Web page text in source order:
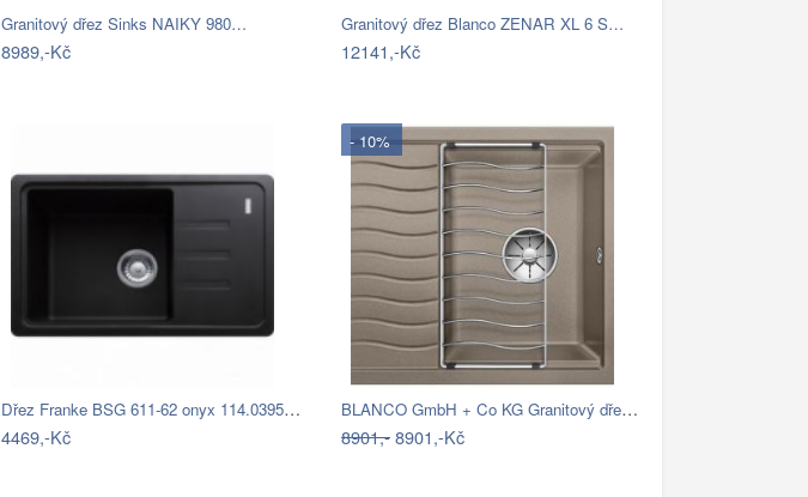
Granitový dřez Sinks NAIKY 980…
8989,-Kč
Granitový dřez Blanco ZENAR XL 6 S…
12141,-Kč
Dřez Franke BSG 611-62 onyx 114.0395.129
4469,-Kč
- 10%
BLANCO GmbH + Co KG Granitový dřez…
8901,-8901,-Kč